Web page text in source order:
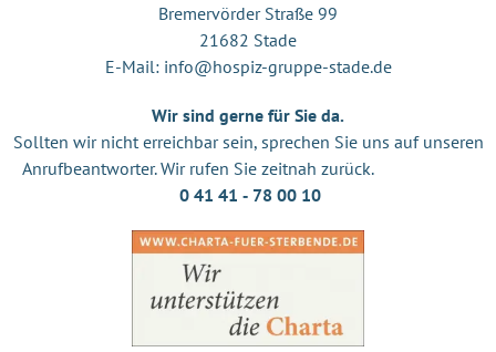
Bremervörder Straße 99
21682 Stade
E-Mail: info@hospiz-gruppe-stade.de
Wir sind gerne für Sie da.
Sollten wir nicht erreichbar sein, sprechen Sie uns auf unseren
Anrufbeantworter. Wir rufen Sie zeitnah zurück.
0 41 41 ‐ 78 00 10